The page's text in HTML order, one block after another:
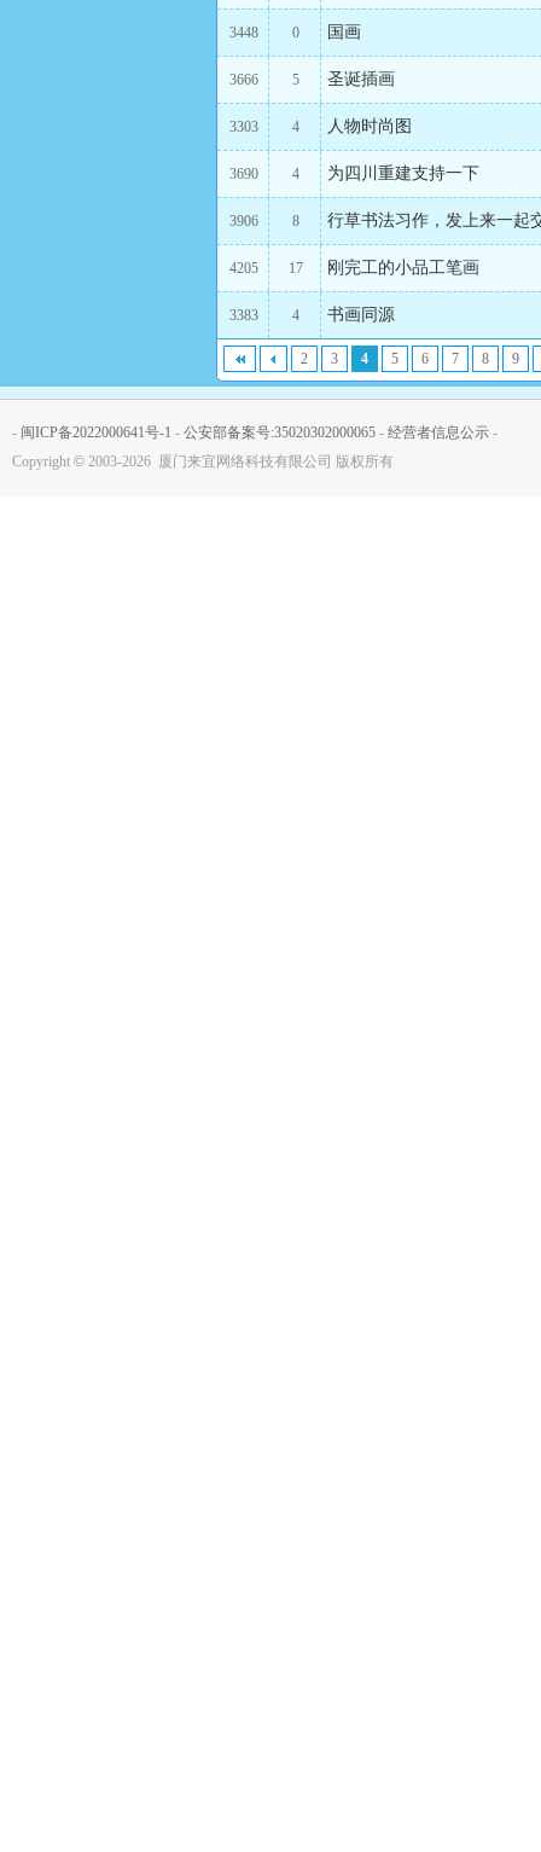
3448 0 国画
3666 5 圣诞插画
3303 4 人物时尚图
3690 4 为四川重建支持一下
3906 8 行草书法习作，发上来一起
4205 17 刚完工的小品工笔画
3383 4 书画同源
2 3 4 5 6 7 8 9
- 闽ICP备2022000641号-1 - 公安部备案号:35020302000065 - 经营者信息公示 -
Copyright © 2003-2026 厦门来宜网络科技有限公司 版权所有